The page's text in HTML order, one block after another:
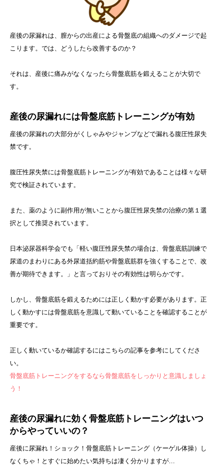
産後の尿漏れは、膣からの出産による骨盤底の組織へのダメージで起
こります。では、どうしたら改善するのか？
それは、産後に痛みがなくなったら骨盤底筋を鍛えることが大切で
す。
産後の尿漏れには骨盤底筋トレーニングが有効
産後の尿漏れの大部分がくしゃみやジャンプなどで漏れる腹圧性尿失
禁です。
腹圧性尿失禁には骨盤底筋トレーニングが有効であることは様々な研
究で検証されています。
また、薬のように副作用が無いことから腹圧性尿失禁の治療の第１選
択として推奨されています。
日本泌尿器科学会でも「軽い腹圧性尿失禁の場合は、骨盤底筋訓練で
尿道のまわりにある外尿道括約筋や骨盤底筋群を強くすることで、改
善が期待できます。」と言っておりその有効性は明らかです。
しかし、骨盤底筋を鍛えるためには正しく動かす必要があります。正
しく動かすには骨盤底筋を意識して動いていることを確認することが
重要です。
正しく動いているか確認するにはこちらの記事を参考にしてくださ
い。
骨盤底筋トレーニングをするなら骨盤底筋をしっかりと意識しましょ
う！
産後の尿漏れに効く骨盤底筋トレーニングはいつ
からやっていいの？
産後に尿漏れ！ショック！骨盤底筋トレーニング（ケーゲル体操）し
なくちゃ！とすぐに始めたい気持ちは凄く分かりますが…